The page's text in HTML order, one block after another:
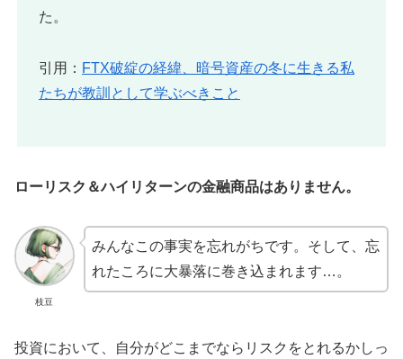
た。
引用： FTX破綻の経緯、暗号資産の冬に生きる私
たちが教訓として学ぶべきこと
ローリスク＆ハイリターンの金融商品はありません。
枝豆
みんなこの事実を忘れがちです。そして、忘
れたころに大暴落に巻き込まれます…。
投資において、自分がどこまでならリスクをとれるかしっ